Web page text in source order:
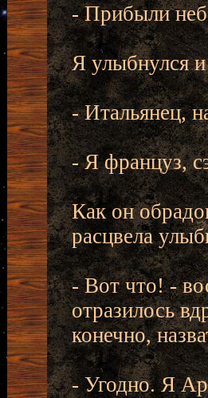
- Прибыли
Я улыбнулся
- Итальянец,
- Я француз,
Как он
расцвела
- Вот что! -
отразилось
конечно,
- Угодно. Я